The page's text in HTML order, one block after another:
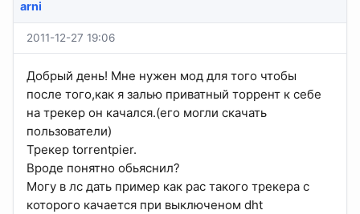
arni
2011-12-27 19:06
Добрый день! Мне нужен мод для того чтобы
после того,как я залью приватный торрент к себе
на трекер он качался.(его могли скачать
пользователи)
Трекер torrentpier.
Вроде понятно обьяснил?
Могу в лс дать пример как рас такого трекера с
которого качается при выключеном dht